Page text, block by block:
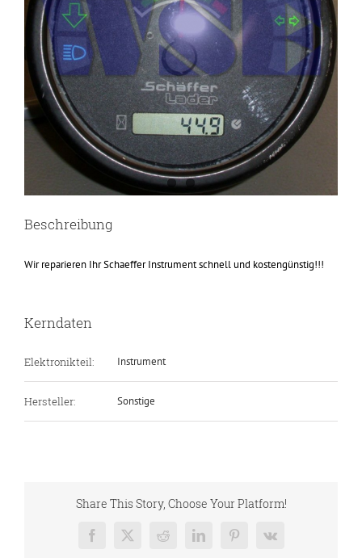
Beschreibung
Wir reparieren Ihr Schaeffer Instrument schnell und kostengünstig!!!
Kerndaten
Elektronikteil: Instrument
Hersteller: Sonstige
Share This Story, Choose Your Platform!
Facebook
X RedditLinkedInPinterest
Vk